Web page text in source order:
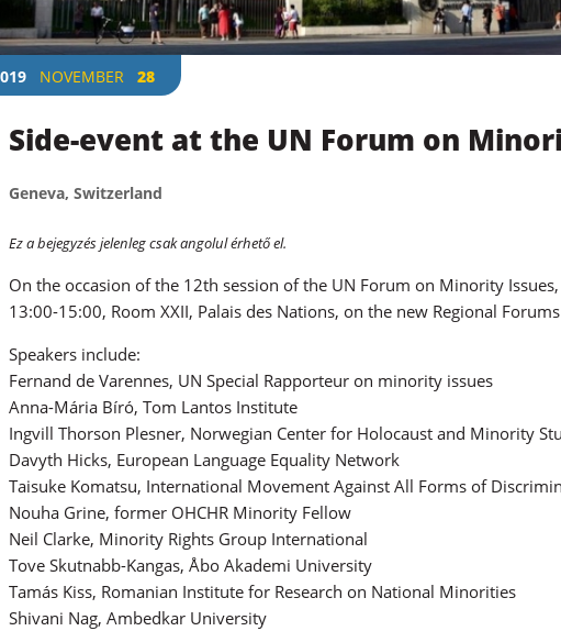
NOVEMBER 28
Side-event at the UN Forum on
Geneva, Switzerland
Ez a bejegyzés jelenleg csak angolul érhető el.
On the occasion of the 12th session of the UN Forum on Minority
13:00-15:00, Room XXII, Palais des Nations, on the new Regional
Speakers include:
Fernand de Varennes, UN Special Rapporteur on minority issues
Anna-Mária Bíró, Tom Lantos Institute
Ingvill Thorson Plesner, Norwegian Center for Holocaust and Minority
Davyth Hicks, European Language Equality Network
Taisuke Komatsu, International Movement Against All Forms of
Nouha Grine, former OHCHR Minority Fellow
Neil Clarke, Minority Rights Group International
Tove Skutnabb-Kangas, Åbo Akademi University
Tamás Kiss, Romanian Institute for Research on National Minorities
Shivani Nag, Ambedkar University